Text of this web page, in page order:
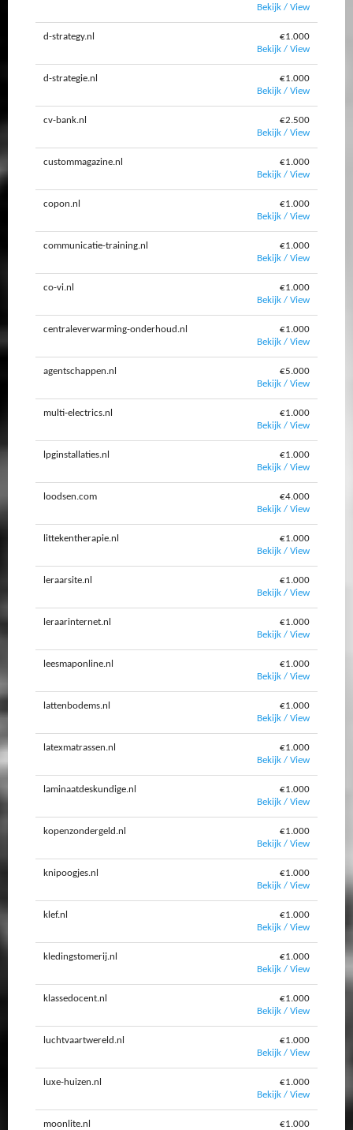
Bekijk / View
d-strategy.nl
€1.000
Bekijk / View
d-strategie.nl
€1.000
Bekijk / View
cv-bank.nl
€2.500
Bekijk / View
custommagazine.nl
€1.000
Bekijk / View
copon.nl
€1.000
Bekijk / View
communicatie-training.nl
€1.000
Bekijk / View
co-vi.nl
€1.000
Bekijk / View
centraleverwarming-onderhoud.nl
€1.000
Bekijk / View
agentschappen.nl
€5.000
Bekijk / View
multi-electrics.nl
€1.000
Bekijk / View
lpginstallaties.nl
€1.000
Bekijk / View
loodsen.com
€4.000
Bekijk / View
littekentherapie.nl
€1.000
Bekijk / View
leraarsite.nl
€1.000
Bekijk / View
leraarinternet.nl
€1.000
Bekijk / View
leesmaponline.nl
€1.000
Bekijk / View
lattenbodems.nl
€1.000
Bekijk / View
latexmatrassen.nl
€1.000
Bekijk / View
laminaatdeskundige.nl
€1.000
Bekijk / View
kopenzondergeld.nl
€1.000
Bekijk / View
knipoogjes.nl
€1.000
Bekijk / View
klef.nl
€1.000
Bekijk / View
kledingstomerij.nl
€1.000
Bekijk / View
klassedocent.nl
€1.000
Bekijk / View
luchtvaartwereld.nl
€1.000
Bekijk / View
luxe-huizen.nl
€1.000
Bekijk / View
moonlite.nl
€1.000